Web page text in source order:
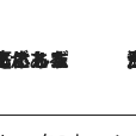
「住